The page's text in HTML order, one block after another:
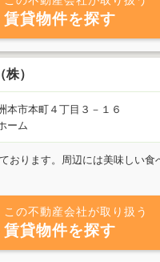
賃貸物件を探す
）
本市本町４丁目３－１６
ーム
おります。周辺には美味しい食
この不動産会社が取り扱う
賃貸物件を探す